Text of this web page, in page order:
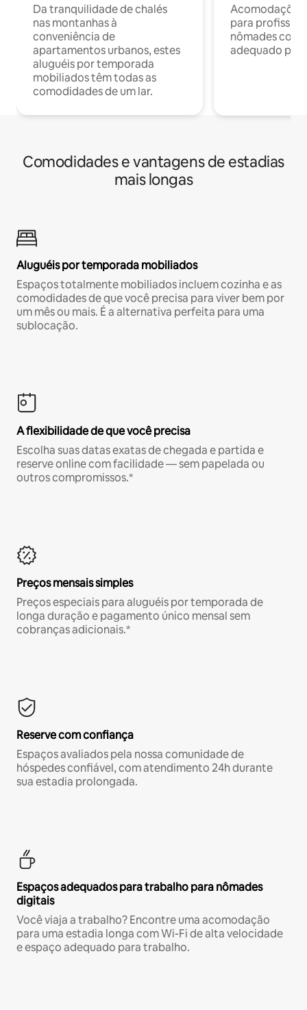
Da tranquilidade de chalés
nas montanhas à
conveniência de
apartamentos urbanos, estes
aluguéis por temporada
mobiliados têm todas as
comodidades de um lar.
para
nômades com
adequado
Comodidades e vantagens de estadias
mais longas
Aluguéis por temporada mobiliados
Espaços totalmente mobiliados incluem cozinha e as
comodidades de que você precisa para viver bem por
um mês ou mais. É a alternativa perfeita para uma
sublocação.
A flexibilidade de que você precisa
Escolha suas datas exatas de chegada e partida e
reserve online com facilidade — sem papelada ou
outros compromissos.*
Preços mensais simples
Preços especiais para aluguéis por temporada de
longa duração e pagamento único mensal sem
cobranças adicionais.*
Reserve com confiança
Espaços avaliados pela nossa comunidade de
hóspedes confiável, com atendimento 24h durante
sua estadia prolongada.
Espaços adequados para trabalho para nômades
digitais
Você viaja a trabalho? Encontre uma acomodação
para uma estadia longa com Wi-Fi de alta velocidade
e espaço adequado para trabalho.